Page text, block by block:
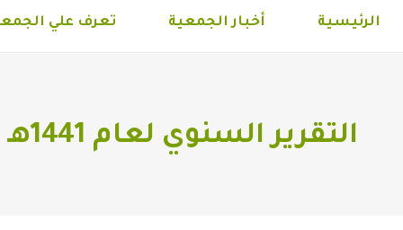
الرئيسية أخبار الجمعية تعرف علي
التقرير السنوي لعام 1441هـ